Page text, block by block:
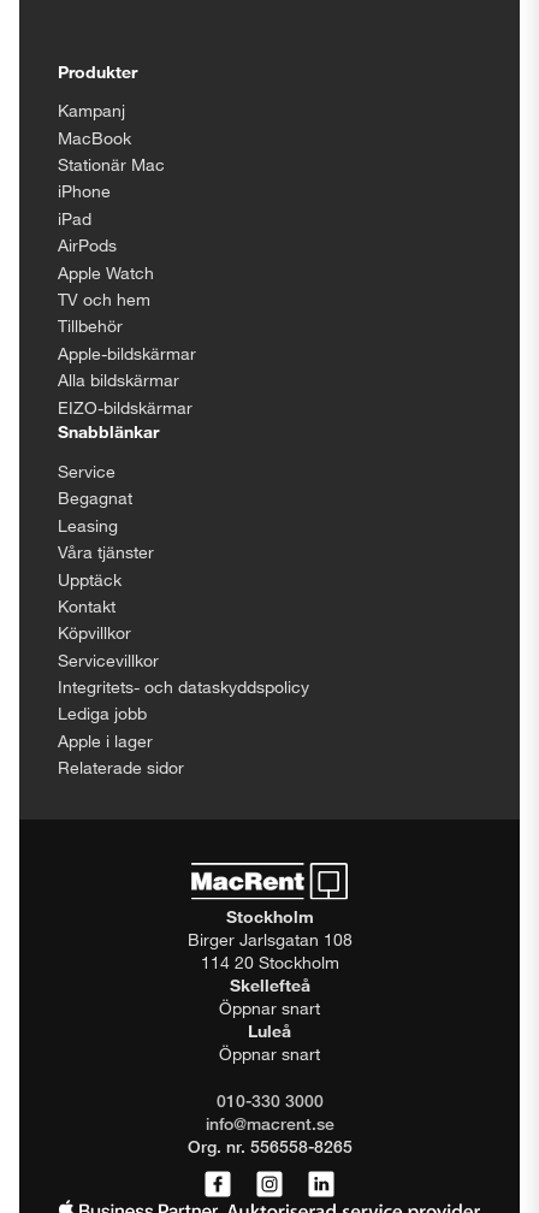
Produkter
Kampanj
MacBook
Stationär Mac
iPhone
iPad
AirPods
Apple Watch
TV och hem
Tillbehör
Apple-bildskärmar
Alla bildskärmar
EIZO-bildskärmar
Snabblänkar
Service
Begagnat
Leasing
Våra tjänster
Upptäck
Kontakt
Köpvillkor
Servicevillkor
Integritets- och dataskyddspolicy
Lediga jobb
Apple i lager
Relaterade sidor
Stockholm
Birger Jarlsgatan 108
114 20 Stockholm
Skellefteå
Öppnar snart
Luleå
Öppnar snart
010-330 3000
info@macrent.se
Org. nr. 556558-8265